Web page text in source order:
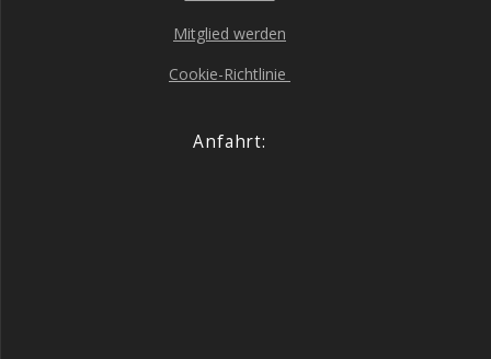
Mit­glied werden
Coo­kie-Richt­li­nie
Anfahrt: